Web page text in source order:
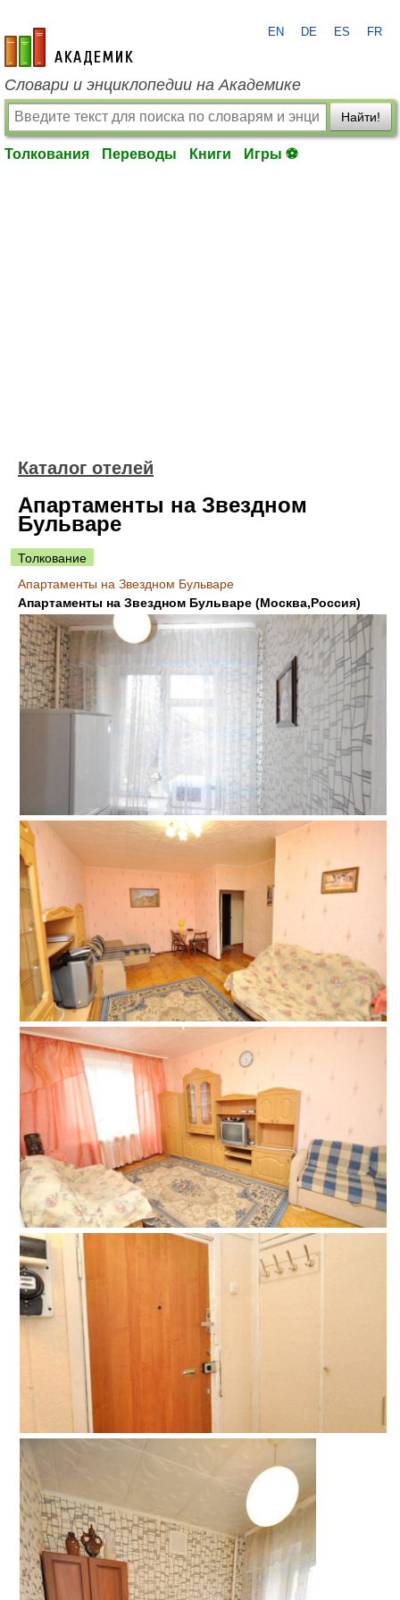
academic.ru
EN DE ES FR
Словари и энциклопедии на Академике
Найти!
Толкования Переводы Книги Игры ⚽
Каталог отелей
Апартаменты на Звездном
Бульваре
Толкование
Апартаменты на Звездном Бульваре
Апартаменты на Звездном Бульваре (Москва,Россия)